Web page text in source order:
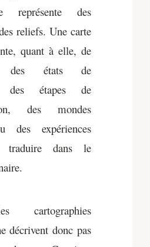
représente des
reliefs. Une carte
quant à elle, de
des états de
des étapes de
des mondes
des expériences
traduire dans le
cartographies
décrivent donc pas